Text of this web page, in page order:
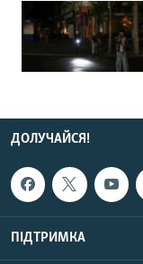
ДОЛУЧАЙСЯ!
ПІДТРИМКА